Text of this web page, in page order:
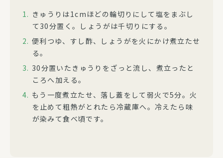
きゅうりは1cmほどの輪切りにして塩をまぶし
て30分置く。しょうがは千切りにする。
便利つゆ、すし酢、しょうがを火にかけ煮立たせ
る。
30分置いたきゅうりをざっと流し、煮立ったと
ころへ加える。
もう一度煮立たせ、落し蓋をして弱火で5分。火
を止めて粗熱がとれたら冷蔵庫へ。冷えたら味
が染みて食べ頃です。